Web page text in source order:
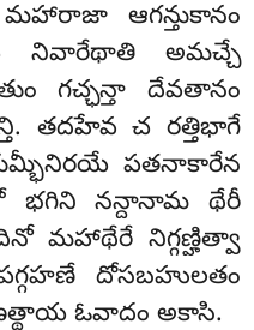
ఆగన్తుకానం
నివారేథాతి అమచ్చే
గచ్ఛన్తా దేవతానం
తదహేవ చ రత్తిభాగే
పతనాకారేన
భగిని నన్దానామ థేరీ
మహాథేరే నిగ్గణ్హిత్వా
దోసబహులతం
ఓవాదం అకాసి.